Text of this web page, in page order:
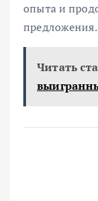
опыта и
предложения.
Читать